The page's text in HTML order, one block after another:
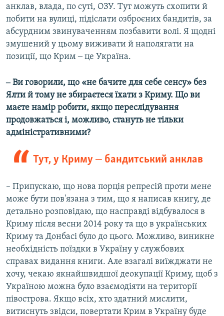
анклав, влада, по суті, ОЗУ. Тут можуть схопити й
побити на вулиці, підіслати озброєних бандитів, за
абсурдним звинуваченням позбавити волі. Я щодні
змушений у цьому виживати й наполягати на
позиції, що Крим ‒ це Україна.
‒ Ви говорили, що «не бачите для себе сенсу» без
Ялти й тому не збираєтеся їхати з Криму. Що ви
маєте намір робити, якщо переслідування
продовжаться і, можливо, стануть не тільки
адміністративними?
Тут, у Криму ‒ бандитський анклав
– Припускаю, що нова порція репресій проти мене
може бути пов'язана з тим, що я написав книгу, де
детально розповідаю, що насправді відбувалося в
Криму після весни 2014 року та що в українських
Криму та Донбасі було до цього. Можливо, виникне
необхідність поїздки в Україну у службових
справах видання книги. Але взагалі виїжджати не
хочу, чекаю якнайшвидшої деокупації Криму, щоб з
Україною можна було взаємодіяти на території
півострова. Якщо всіх, хто здатний мислити,
витиснуть звідси, повертати Крим в Україну буде